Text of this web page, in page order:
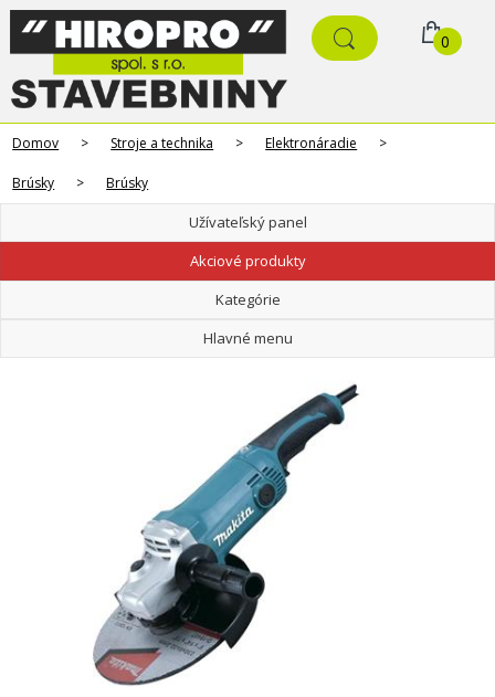
0
Domov > Stroje a technika > Elektronáradie >
Brúsky > Brúsky
Užívateľský panel
Akciové produkty
Kategórie
Hlavné menu